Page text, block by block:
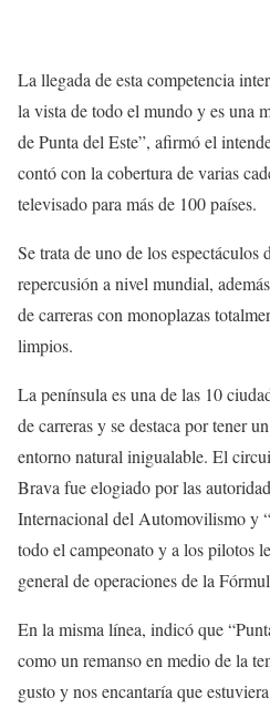
La llegada de esta competencia
la vista de todo el mundo y es una
de Punta del Este”, afirmó el
contó con la cobertura de varias
televisado para más de 100 países.
Se trata de uno de los espectáculos
repercusión a nivel mundial,
de carreras con monoplazas
limpios.
La península es una de las 10
de carreras y se destaca por tener
entorno natural inigualable. El
Brava fue elogiado por las
Internacional del Automovilismo y
todo el campeonato y a los pilotos
general de operaciones de la
En la misma línea, indicó que
como un remanso en medio de la
gusto y nos encantaría que